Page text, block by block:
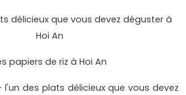
papiers de riz à Hoi An
l'un des plats délicieux que vous devez